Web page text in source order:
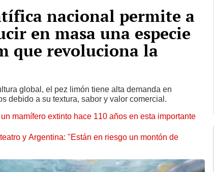
nacional permite a
en masa una especie
que revoluciona la
global, el pez limón tiene alta demanda en
debido a su textura, sabor y valor comercial.
mamífero extinto hace 110 años en esta importante
y Argentina: "Están en riesgo un montón de